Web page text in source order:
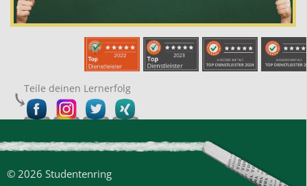
Teile deinen Lernerfolg
© 2026 Studentenring